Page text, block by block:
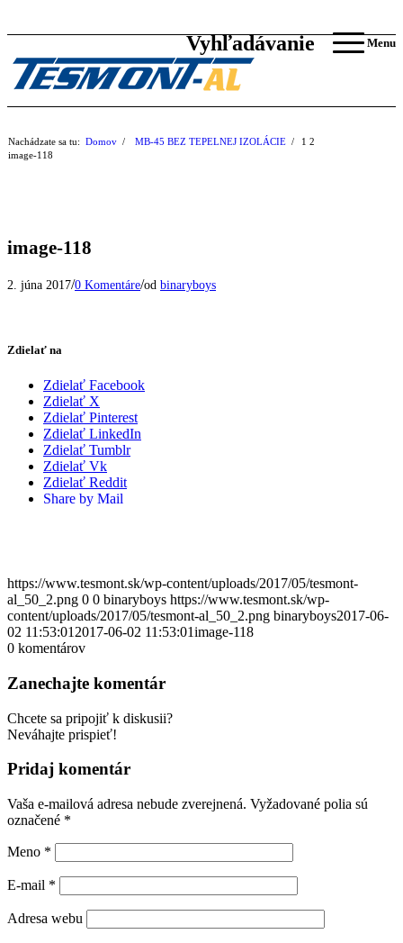
Vyhľadávanie Menu
Nachádzate sa tu: Domov 1
/ MB-45 BEZ TEPELNEJ IZOLÁCIE 2
/
image-118
image-118
2. júna 2017/0 Komentáre/od binaryboys
Zdielať na
Zdielať Facebook
Zdielať X
Zdielať Pinterest
Zdielať LinkedIn
Zdielať Tumblr
Zdielať Vk
Zdielať Reddit
Share by Mail
https://www.tesmont.sk/wp-content/uploads/2017/05/tesmont-
al_50_2.png 0 0 binaryboys https://www.tesmont.sk/wp-
content/uploads/2017/05/tesmont-al_50_2.png binaryboys2017-06-
02 11:53:01 2017-06-02 11:53:01image-118
0 komentárov
Zanechajte komentár
Chcete sa pripojiť k diskusii?
Neváhajte prispieť!
Pridaj komentár
Vaša e-mailová adresa nebude zverejnená. Vyžadované polia sú
označené *
Meno *
E-mail *
Adresa webu